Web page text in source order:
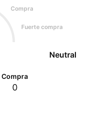
Compra
Fuerte compra
Neutral
Compra
0